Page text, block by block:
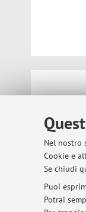
Nel nostro
Cookie e
Se chiudi
Puoi
Potrai